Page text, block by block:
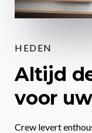
HEDEN
Altijd
voor
Crew levert